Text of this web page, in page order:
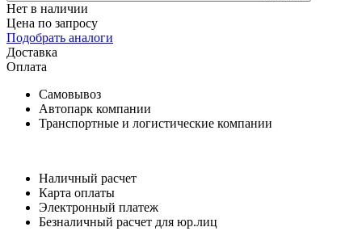
Нет в наличии
Цена по запросу
Подобрать аналоги
Доставка
Оплата
Самовывоз
Автопарк компании
Транспортные и логистические компании
Наличный расчет
Карта оплаты
Электронный платеж
Безналичный расчет для юр.лиц